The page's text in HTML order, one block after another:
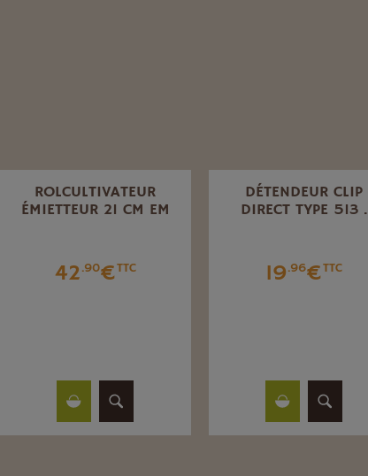
ROLCULTIVATEUR
ÉMIETTEUR 21 CM EM
42.90€TTC
DÉTENDEUR CLIP
DIRECT TYPE 513 .
19.96€TTC